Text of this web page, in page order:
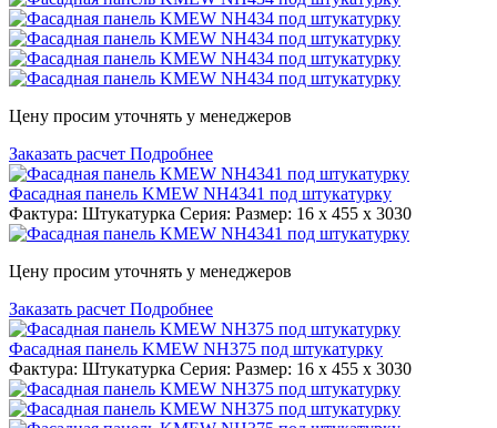
Цену просим уточнять у менеджеров
Заказать расчет Подробнее
Фасадная панель KMEW NH4341 под штукатурку
Фактура: Штукатурка Серия: Размер: 16 x 455 x 3030
Цену просим уточнять у менеджеров
Заказать расчет Подробнее
Фасадная панель KMEW NH375 под штукатурку
Фактура: Штукатурка Серия: Размер: 16 x 455 x 3030